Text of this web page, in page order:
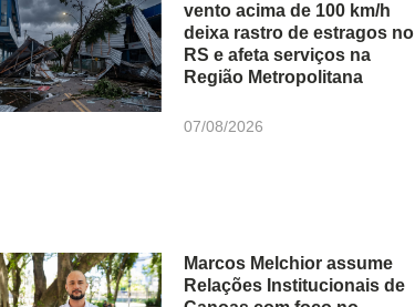
vento acima de 100 km/h
deixa rastro de estragos no
RS e afeta serviços na
Região Metropolitana
07/08/2026
Marcos Melchior assume
Relações Institucionais de